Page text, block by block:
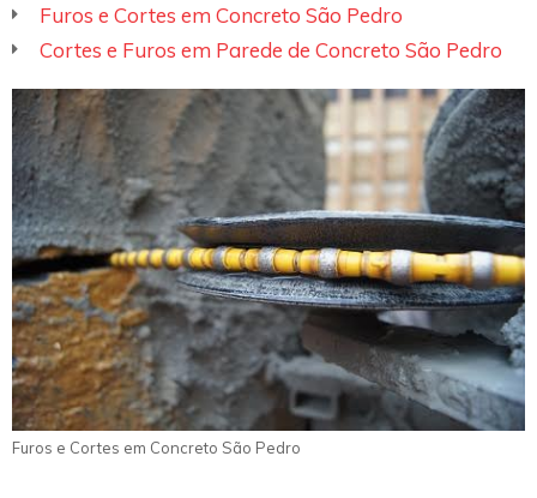
Furos e Cortes em Concreto São Pedro
Cortes e Furos em Parede de Concreto São Pedro
Furos e Cortes em Concreto São Pedro